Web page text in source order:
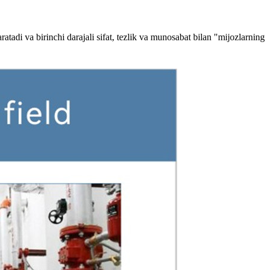
va birinchi darajali sifat, tezlik va munosabat bilan "mijozlarning